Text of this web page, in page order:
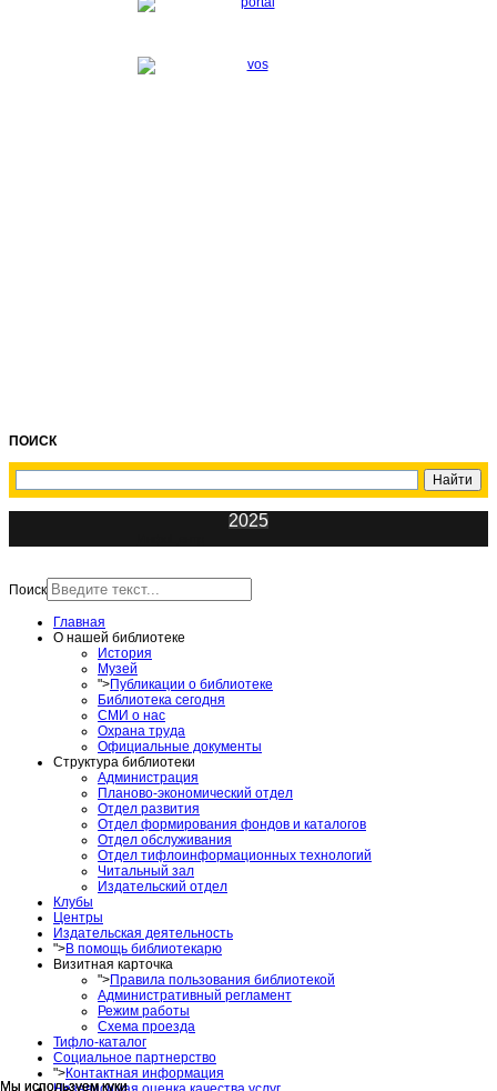
Мы используем куки
ПОИСК
2025
Поиск
Главная
О нашей библиотеке
История
Музей
">Публикации о библиотеке
Библиотека сегодня
СМИ о нас
Охрана труда
Официальные документы
Структура библиотеки
Администрация
Планово-экономический отдел
Отдел развития
Отдел формирования фондов и каталогов
Отдел обслуживания
Отдел тифлоинформационных технологий
Читальный зал
Издательский отдел
Клубы
Центры
Издательская деятельность
">В помощь библиотекарю
Визитная карточка
">Правила пользования библиотекой
Административный регламент
Режим работы
Схема проезда
Тифло-каталог
Социальное партнерство
">Контактная информация
Мы используем куки